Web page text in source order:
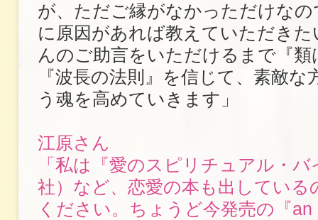
が、ただご縁がなかっただけな
に原因があれば教えていただき
んのご助言をいただけるまで『類
『波長の法則』を信じて、素敵な
う魂を高めていきます」
江原さん
「私は『愛のスピリチュアル・
社）など、恋愛の本も出している
ください。ちょうど今発売の『